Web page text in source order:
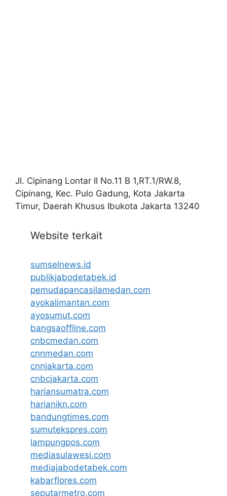
Jl. Cipinang Lontar II No.11 B 1,RT.1/RW.8,
Cipinang, Kec. Pulo Gadung, Kota Jakarta
Timur, Daerah Khusus Ibukota Jakarta 13240
Website terkait
sumselnews.id
publikjabodetabek.id
pemudapancasilamedan.com
ayokalimantan.com
ayosumut.com
bangsaoffline.com
cnbcmedan.com
cnnmedan.com
cnnjakarta.com
cnbcjakarta.com
hariansumatra.com
harianikn.com
bandungtimes.com
sumutekspres.com
lampungpos.com
mediasulawesi.com
mediajabodetabek.com
kabarflores.com
seputarmetro.com